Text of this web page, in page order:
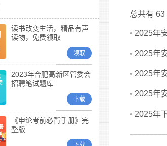
读书改变生活，精品有声
读物，免费领取
领取
2023年合肥高新区管委会
招聘笔试题库
下载
《申论考前必背手册》完
整版
总共有
• 2025年
• 2025年
• 2025年
• 2025年
• 2025年